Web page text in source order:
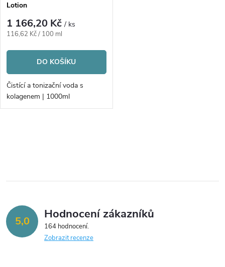
r
o
d
u
ů
p
r
o
d
u
ů
Lotion
1 166,20 Kč/ ks
Měrná
116,62 Kč / 100 ml
DO KOŠÍKU
Čistící a tonizační voda s
kolagenem | 1000ml
l
d
a
5,0 Hodnocení zákazníků
164 hodnocení
Zobrazit recenze